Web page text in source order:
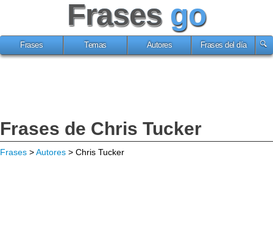
Frases go
Frases Temas Autores Frases del día
Frases de Chris Tucker
Frases >Autores > Chris Tucker